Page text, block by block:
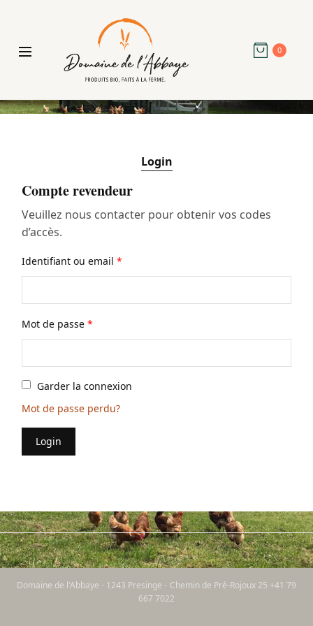
0
Login
Compte revendeur
Veuillez nous contacter pour obtenir vos codes
d’accès.
Identifiant ou email*
Mot de passe*
Garder la connexion
Mot de passe perdu?
Login
Domaine de l'Abbaye - 1243 Presinge - Chemin de Pré-Rojoux 25 +41 79
667 7022